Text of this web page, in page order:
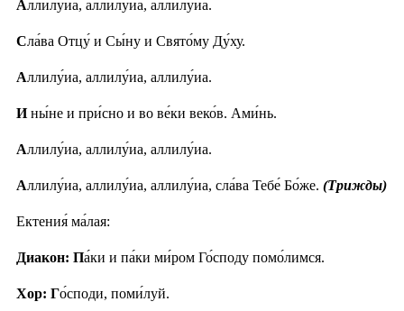
Аллилу́иа, аллилу́иа, аллилу́иа.
Сла́ва Отцу́ и Сы́ну и Свято́му Ду́ху.
Аллилу́иа, аллилу́иа, аллилу́иа.
Ины́не и при́сно и во ве́ки веко́в. Ами́нь.
Аллилу́иа, аллилу́иа, аллилу́иа.
Аллилу́иа, аллилу́иа, аллилу́иа, сла́ва Тебе́ Бо́же. (Трижды)
Ектения́ ма́лая:
Диакон: Па́ки и па́ки ми́ром Го́споду помо́лимся.
Хор: Го́споди, поми́луй.